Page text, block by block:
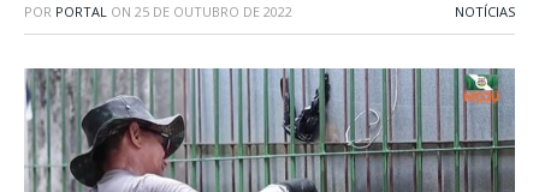
POR PORTAL ON 25 DE OUTUBRO DE 2022 NOTÍCIAS